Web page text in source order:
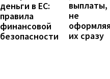
деньги в ЕС:
правила
финансовой
безопасности
выплаты,
не
их сразу